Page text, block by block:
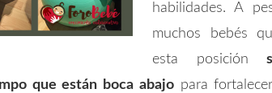
habilidades. A
muchos bebés
esta posición
que están boca abajopara